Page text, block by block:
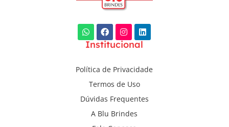
Institucional
Política de Privacidade
Termos de Uso
Dúvidas Frequentes
A Blu Brindes